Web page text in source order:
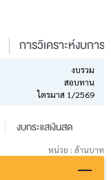
การวิเคราะห์งบการ
งบรวม
สอบทาน
ไตรมาส 1/2569
งบกระแสเงินสด
หน่วย : ล้านบาท